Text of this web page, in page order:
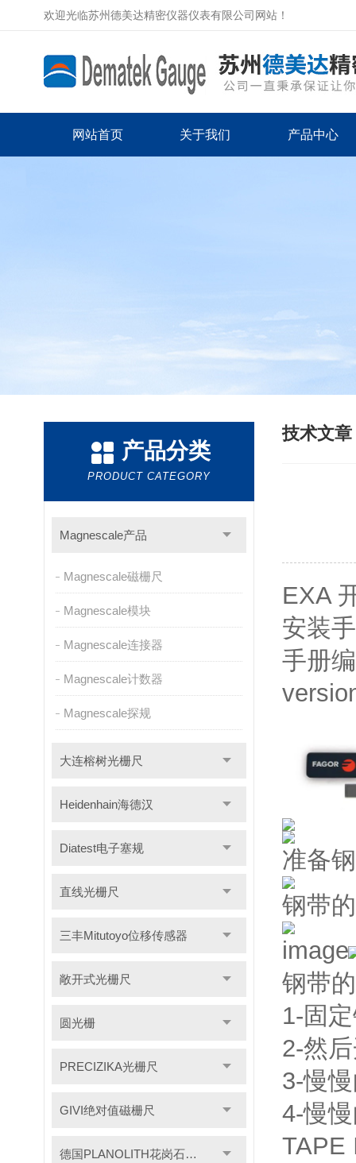
欢迎光临苏州德美达精密仪器仪表有限公司网站！
网站首页 关于我们 产品中心
产品分类
PRODUCT CATEGORY
Magnescale产品
Magnescale磁栅尺
Magnescale模块
Magnescale连接器
Magnescale计数器
Magnescale探规
大连榕树光栅尺
Heidenhain海德汉
Diatest电子塞规
直线光栅尺
三丰Mitutoyo位移传感器
敞开式光栅尺
圆光栅
PRECIZIKA光栅尺
GIVI绝对值磁栅尺
德国PLANOLITH花岗石检具
技术文章
EXA
安装
手册
准备
钢带
钢带
1-固
2-然
3-慢
4-慢
TAPE